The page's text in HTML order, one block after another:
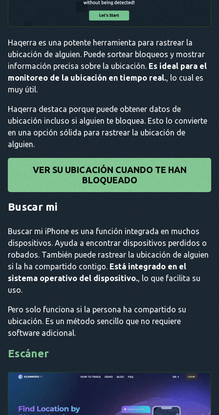
Haqerra es una potente herramienta para rastrear la
ubicación de alguien. Puede sortear bloqueos y mostrar
información precisa sobre la ubicación. Es ideal para el
monitoreo de la ubicación en tiempo real., lo cual es
muy útil.
Haqerra destaca porque puede obtener datos de
ubicación incluso si alguien te bloquea. Esto lo convierte
en una opción sólida para rastrear la ubicación de
alguien.
VER SU UBICACIÓN CUANDO TE HAN
BLOQUEADO
Buscar mi
Buscar mi iPhone es una función integrada en muchos
dispositivos. Ayuda a encontrar dispositivos perdidos o
robados. También puede rastrear la ubicación de alguien
si la ha compartido contigo. Está integrado en el
sistema operativo del dispositivo., lo que facilita su
uso.
Pero solo funciona si la persona ha compartido su
ubicación. Es un método sencillo que no requiere
software adicional.
Escáner